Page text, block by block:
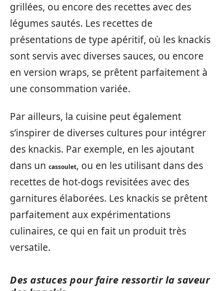
grillées, ou encore des recettes avec des
légumes sautés. Les recettes de
présentations de type apéritif, où les knackis
sont servis avec diverses sauces, ou encore
en version wraps, se prêtent parfaitement à
une consommation variée.
Par ailleurs, la cuisine peut également
s’inspirer de diverses cultures pour intégrer
des knackis. Par exemple, en les ajoutant
dans un cassoulet, ou en les utilisant dans des
recettes de hot-dogs revisitées avec des
garnitures élaborées. Les knackis se prêtent
parfaitement aux expérimentations
culinaires, ce qui en fait un produit très
versatile.
Des astuces pour faire ressortir la saveur